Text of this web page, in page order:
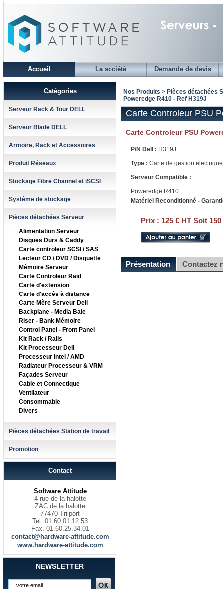
Accueil La société Demande de devis
Catégories
Serveur Rack & Tour DELL
Serveur Blade DELL
Armoire, Rack et Accessoires
Produit Réseaux
Stockage Fibre Channel et iSCSI
Système de stockage
Pièces détachées Serveur
Alimentation Serveur
Disques Durs & Caddy
Carte controleur SCSI / SAS
Lecteur CD / DVD / Disquette
Mémoire Serveur
Carte Controleur Raid
Carte d'extension
Carte d'accès à distance
Carte Mère Serveur Dell
Backplane - Media Baie
Riser - Bank Mémoire
Control Panel - Front Panel
Kit Rack / Rails
Kit Processeur Dell
Processeur Intel / AMD
Radiateur Processeur & VRM
Façades Serveur
Cable et Connectique
Ventilateur
Consommable
Divers
Pièces détachées Station de travail
Promotion
Contact
Software Attitude
4 rue de la halotte
ZAC de la halotte
77470 Trilport
Tel. 01.60.01.12.53
Fax. 01.60.25.34.01
contact@hardware-attitude.com
www.hardware-attitude.com
NEWSLETTER
Nos Produits > Pièces détachées
Poweredge R410 - Ref H319J
Carte Controleur PSU
Carte Controleur PSU
P/N Dell : H319J
Type : Carte de gestion
Serveur Compatible :
Poweredge R410
Matériel Reconditionné -
Prix : 125 € HT Soit 150
Présentation Contactez